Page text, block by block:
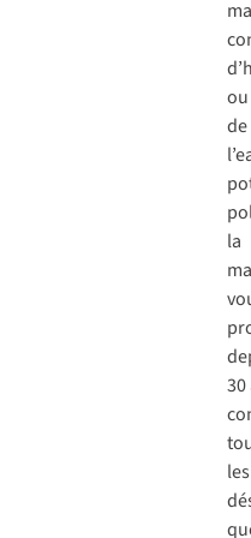
ou
de
l
po
po
la
ma
v
pr
de
30
co
t
les
q